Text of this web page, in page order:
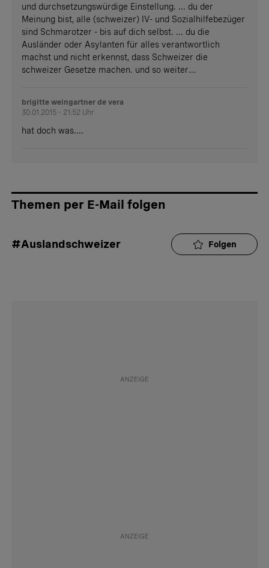
und durchsetzungswürdige Einstellung. ... du der
Meinung bist, alle (schweizer) IV- und Sozialhilfebezüger
sind Schmarotzer - bis auf dich selbst. ... du die
Ausländer oder Asylanten für alles verantwortlich
machst und nicht erkennst, dass Schweizer die
schweizer Gesetze machen. und so weiter...
brigitte weingartner de vera
30.01.2015 - 21:52 Uhr
hat doch was....
Themen per E-Mail folgen
#Auslandschweizer Folgen